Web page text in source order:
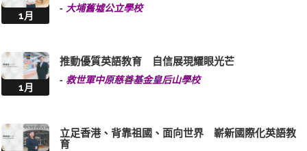
1月
- 大埔舊墟公立學校
1月
推動優質英語教育 自信展現耀眼光芒
- 救世軍中原慈善基金皇后山學校
立足香港、背靠祖國、面向世界 嶄新國際化英語教
育